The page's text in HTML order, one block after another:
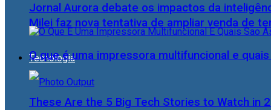
Milei faz nova tentativa de ampliar venda de
Tecnologia
Jornal Aurora debate os impactos da
O que é uma impressora multifuncional e
These Are the 5 Big Tech Stories to Watch in